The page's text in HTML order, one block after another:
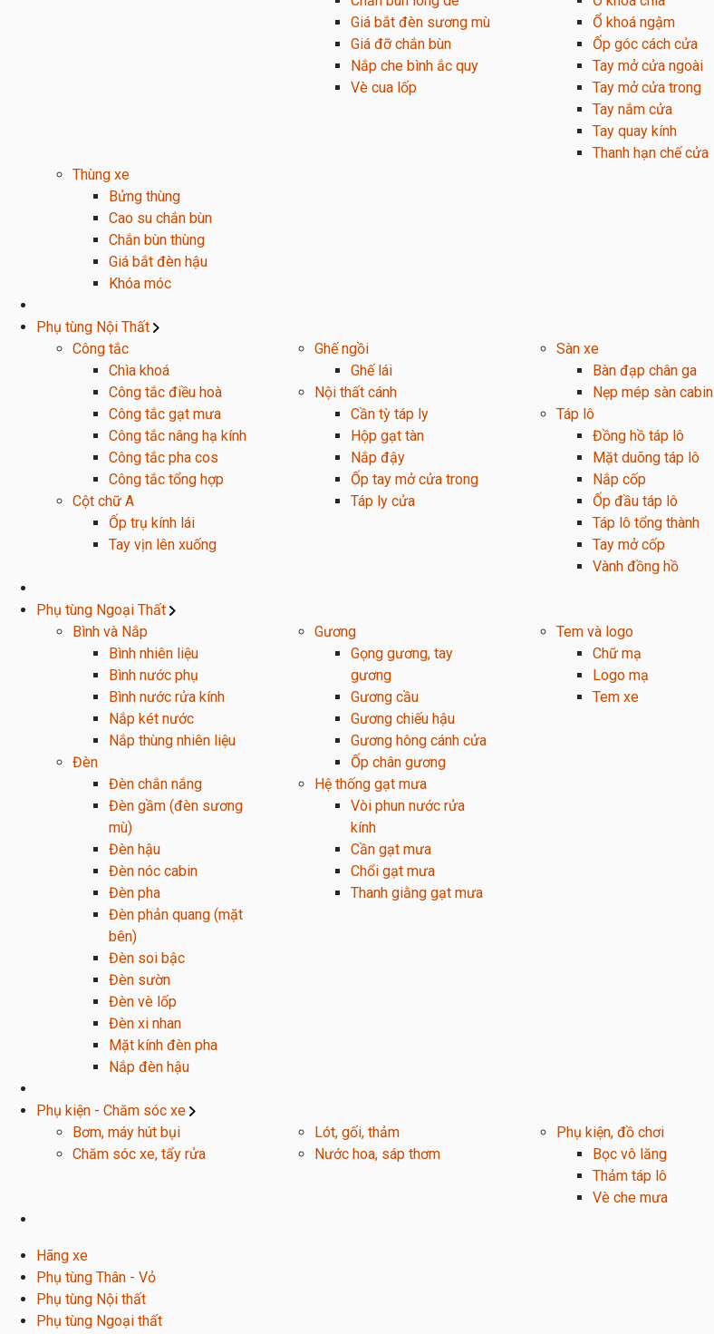
Giá bắt đèn sương mù
Giá đỡ chắn bùn
Nắp che bình ắc quy
Vè cua lốp
Ổ khoá ngậm
Ốp góc cách cửa
Tay mở cửa ngoài
Tay mở cửa trong
Tay nắm cửa
Tay quay kính
Thanh hạn chế cửa
Thùng xe
Bửng thùng
Cao su chắn bùn
Chắn bùn thùng
Giá bắt đèn hậu
Khóa móc
Phụ tùng Nội Thất
Công tắc
Chìa khoá
Công tắc điều hoà
Công tắc gạt mưa
Công tắc nâng hạ kính
Công tắc pha cos
Công tắc tổng hợp
Cột chữ A
Ốp trụ kính lái
Tay vịn lên xuống
Ghế ngồi
Ghế lái
Nội thất cánh
Cần tỳ táp ly
Hộp gạt tàn
Nắp đậy
Ốp tay mở cửa trong
Táp ly cửa
Sàn xe
Bàn đạp chân ga
Nẹp mép sàn cabin
Táp lô
Đồng hồ táp lô
Mặt duõng táp lô
Nắp cốp
Ốp đầu táp lô
Táp lô tổng thành
Tay mở cốp
Vành đồng hồ
Phụ tùng Ngoại Thất
Bình và Nắp
Bình nhiên liệu
Bình nước phụ
Bình nước rửa kính
Nắp két nước
Nắp thùng nhiên liệu
Đèn
Đèn chắn nắng
Đèn gầm (đèn sương
mù)
Đèn hậu
Đèn nóc cabin
Đèn pha
Đèn phản quang (mặt
bên)
Đèn soi bậc
Đèn sườn
Đèn vè lốp
Đèn xi nhan
Mặt kính đèn pha
Nắp đèn hậu
Gương
Gọng gương, tay
gương
Gương cầu
Gương chiếu hậu
Gương hông cánh cửa
Ốp chân gương
Hệ thống gạt mưa
Vòi phun nước rửa
kính
Cần gạt mưa
Chổi gạt mưa
Thanh giằng gạt mưa
Tem và logo
Chữ mạ
Logo mạ
Tem xe
Phụ kiện - Chăm sóc xe
Bơm, máy hút bụi
Chăm sóc xe, tẩy rửa
Lót, gối, thảm
Nước hoa, sáp thơm
Phụ kiện, đồ chơi
Bọc vô lăng
Thảm táp lô
Vè che mưa
Hãng xe
Phụ tùng Thân - Vỏ
Phụ tùng Nội thất
Phụ tùng Ngoại thất